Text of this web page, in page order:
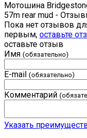
Мотошина
57m rear mud -
Пока нет отзывов
первым, оставьте
оставьте отзыв
Имя (обязательно)
E-mail (обязательно)
Комментарий
Указать